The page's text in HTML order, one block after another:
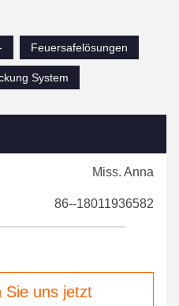
Feuersafelösungen
System
Miss. Anna
86--18011936582
Sie uns jetzt